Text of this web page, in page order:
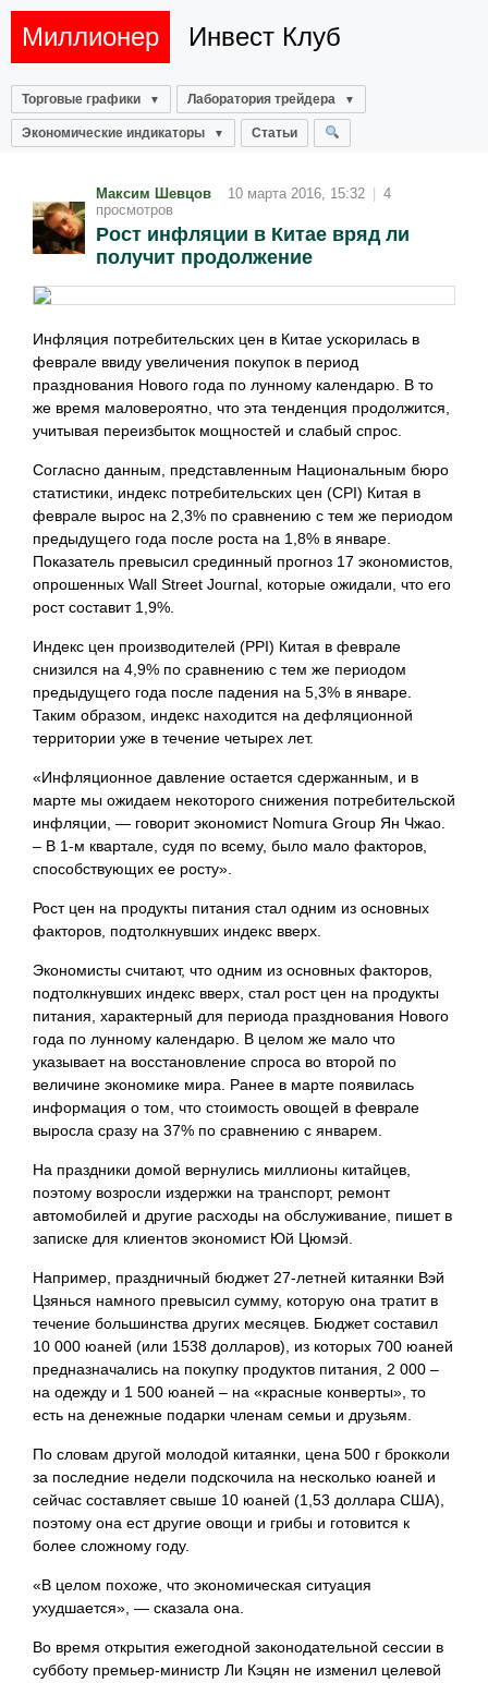
Миллионер Инвест Клуб
Торговые графики Лаборатория трейдера
Экономические индикаторы Статьи
Максим Шевцов 10 марта 2016, 15:32
4
просмотров
Рост инфляции в Китае вряд ли
получит продолжение
Инфляция потребительских цен в Китае ускорилась в
феврале ввиду увеличения покупок в период
празднования Нового года по лунному календарю. В то
же время маловероятно, что эта тенденция продолжится,
учитывая переизбыток мощностей и слабый спрос.
Согласно данным, представленным Национальным бюро
статистики, индекс потребительских цен (CPI) Китая в
феврале вырос на 2,3% по сравнению с тем же периодом
предыдущего года после роста на 1,8% в январе.
Показатель превысил срединный прогноз 17 экономистов,
опрошенных Wall Street Journal, которые ожидали, что его
рост составит 1,9%.
Индекс цен производителей (PPI) Китая в феврале
снизился на 4,9% по сравнению с тем же периодом
предыдущего года после падения на 5,3% в январе.
Таким образом, индекс находится на дефляционной
территории уже в течение четырех лет.
«Инфляционное давление остается сдержанным, и в
марте мы ожидаем некоторого снижения потребительской
инфляции, — говорит экономист Nomura Group Ян Чжао.
– В 1-м квартале, судя по всему, было мало факторов,
способствующих ее росту».
Рост цен на продукты питания стал одним из основных
факторов, подтолкнувших индекс вверх.
Экономисты считают, что одним из основных факторов,
подтолкнувших индекс вверх, стал рост цен на продукты
питания, характерный для периода празднования Нового
года по лунному календарю. В целом же мало что
указывает на восстановление спроса во второй по
величине экономике мира. Ранее в марте появилась
информация о том, что стоимость овощей в феврале
выросла сразу на 37% по сравнению с январем.
На праздники домой вернулись миллионы китайцев,
поэтому возросли издержки на транспорт, ремонт
автомобилей и другие расходы на обслуживание, пишет в
записке для клиентов экономист Юй Цюмэй.
Например, праздничный бюджет 27-летней китаянки Вэй
Цзянься намного превысил сумму, которую она тратит в
течение большинства других месяцев. Бюджет составил
10 000 юаней (или 1538 долларов), из которых 700 юаней
предназначались на покупку продуктов питания, 2 000 –
на одежду и 1 500 юаней – на «красные конверты», то
есть на денежные подарки членам семьи и друзьям.
По словам другой молодой китаянки, цена 500 г брокколи
за последние недели подскочила на несколько юаней и
сейчас составляет свыше 10 юаней (1,53 доллара США),
поэтому она ест другие овощи и грибы и готовится к
более сложному году.
«В целом похоже, что экономическая ситуация
ухудшается», — сказала она.
Во время открытия ежегодной законодательной сессии в
субботу премьер-министр Ли Кэцян не изменил целевой